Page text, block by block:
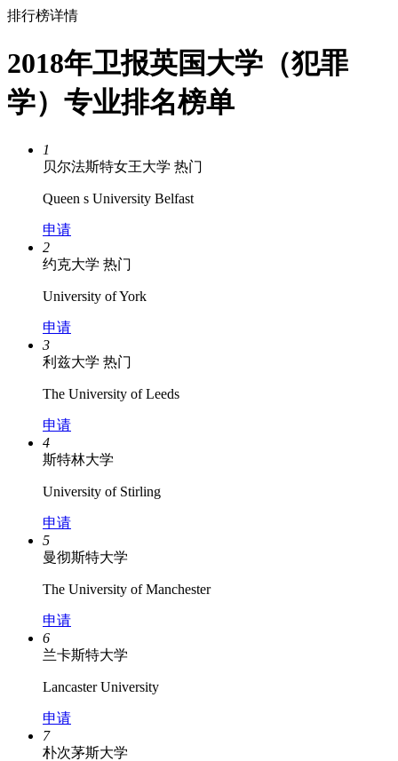
排行榜详情
2018年卫报英国大学（犯罪
学）专业排名榜单
1
贝尔法斯特女王大学 热门
Queen s University Belfast
申请
2
约克大学 热门
University of York
申请
3
利兹大学 热门
The University of Leeds
申请
4
斯特林大学
University of Stirling
申请
5
曼彻斯特大学
The University of Manchester
申请
6
兰卡斯特大学
Lancaster University
申请
7
朴次茅斯大学